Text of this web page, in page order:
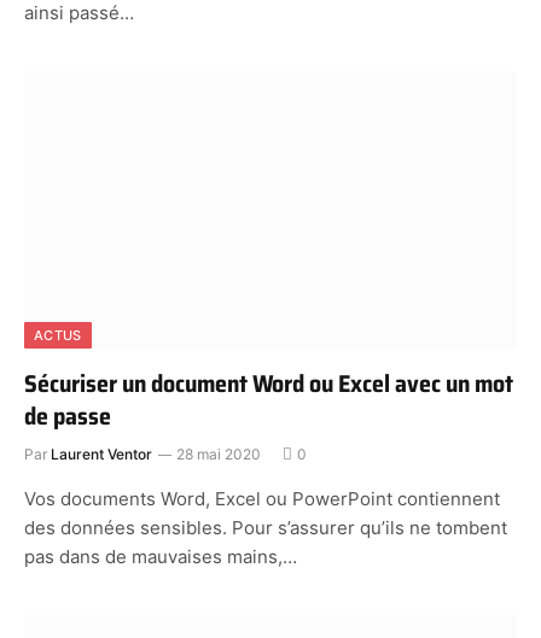
ainsi passé…
ACTUS
Sécuriser un document Word ou Excel avec un mot
de passe
Par Laurent Ventor 28 mai 2020 0
Vos documents Word, Excel ou PowerPoint contiennent
des données sensibles. Pour s’assurer qu’ils ne tombent
pas dans de mauvaises mains,…